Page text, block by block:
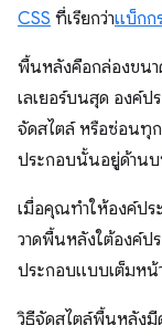
CSS ที่เรียกว่าแบ็กก
พื้นหลังคือกล่องขนา
เลเยอร์บนสุด องค์ป
จัดสไตล์ หรือซ่อนทุ
ประกอบนั้นอยู่ด้านบ
เมื่อคุณทําให้องค์ปร
วาดพื้นหลังใต้องค์ป
ประกอบแบบเต็มหน้
วิธีจัดสไตล์พื้นหลังมี